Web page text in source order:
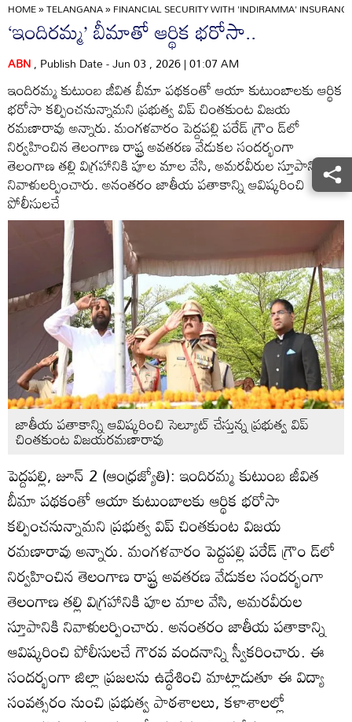
HOME»TELANGANA»FINANCIAL SECURITY WITH 'INDIRAMMA'
‘ఇందిరమ్మ’ బీమాతో ఆర్థిక భరోసా..
ABN, Publish Date - Jun 03 , 2026 | 01:07 AM
ఇందిరమ్మ కుటుంబ జీవిత బీమా పథకంతో ఆయా కుటుంబాలకు ఆర్థిక
భరోసా కల్పించనున్నామని ప్రభుత్వ విప్‌ చింతకుంట విజయ
రమణారావు అన్నారు. మంగళవారం పెద్దపల్లి పరేడ్‌ గ్రౌం డ్‌లో
నిర్వహించిన తెలంగాణ రాష్ట్ర అవతరణ వేడుకల సందర్భంగా
తెలంగాణ తల్లి విగ్రహానికి పూల మాల వేసి, అమరవీరుల స్తూపానికి
నివాళులర్పించారు. అనంతరం జాతీయ పతాకాన్ని ఆవిష్కరించి
పోలీసులచే
జాతీయ పతాకాన్ని ఆవిష్కరించి సెల్యూట్‌ చేస్తున్న ప్రభుత్వ విప్‌
చింతకుంట విజయరమణారావు
పెద్దపల్లి, జూన్‌ 2 (ఆంధ్రజ్యోతి): ఇందిరమ్మ కుటుంబ జీవిత
బీమా పథకంతో ఆయా కుటుంబాలకు ఆర్థిక భరోసా
కల్పించనున్నామని ప్రభుత్వ విప్‌ చింతకుంట విజయ
రమణారావు అన్నారు. మంగళవారం పెద్దపల్లి పరేడ్‌ గ్రౌం డ్‌లో
నిర్వహించిన తెలంగాణ రాష్ట్ర అవతరణ వేడుకల సందర్భంగా
తెలంగాణ తల్లి విగ్రహానికి పూల మాల వేసి, అమరవీరుల
స్తూపానికి నివాళులర్పించారు. అనంతరం జాతీయ పతాకాన్ని
ఆవిష్కరించి పోలీసులచే గౌరవ వందనాన్ని స్వీకరించారు. ఈ
సందర్భంగా జిల్లా ప్రజలను ఉద్ధేశించి మాట్లాడుతూ ఈ విద్యా
సంవత్సరం నుంచి ప్రభుత్వ పాఠశాలలు, కళాశాలల్లో